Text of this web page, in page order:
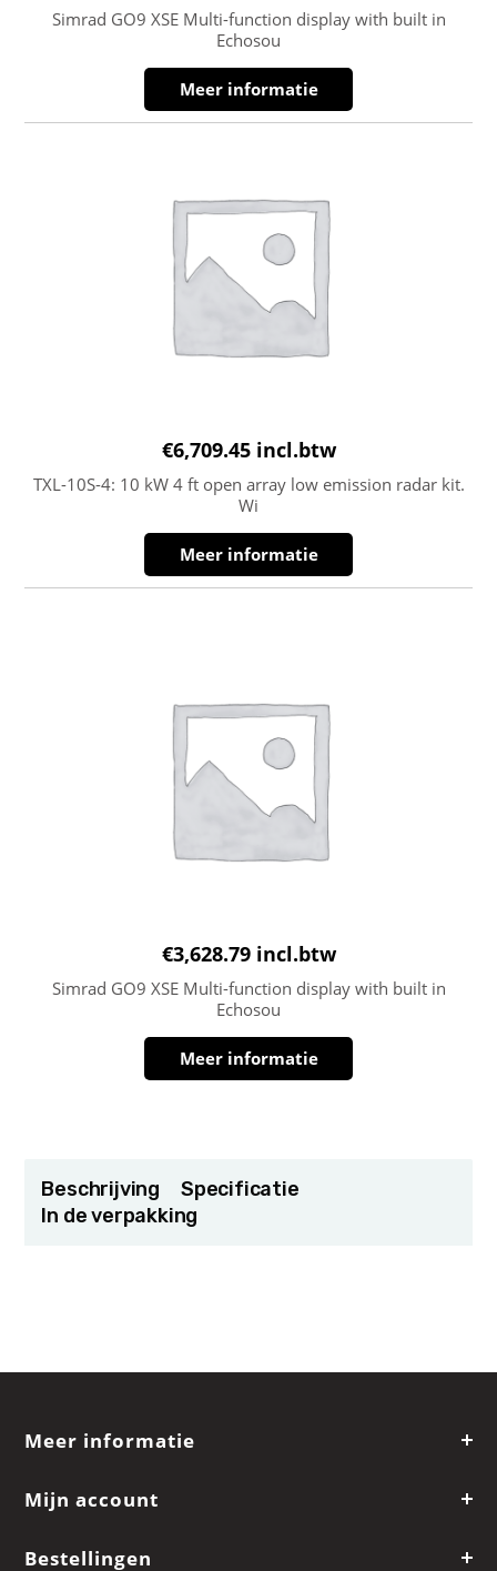
Simrad GO9 XSE Multi-function display with built in
Echosou
Meer informatie
€6,709.45 incl.btw
TXL-10S-4: 10 kW 4 ft open array low emission radar kit.
Wi
Meer informatie
€3,628.79 incl.btw
Simrad GO9 XSE Multi-function display with built in
Echosou
Meer informatie
Beschrijving
Specificatie
In de verpakking
Meer informatie
Mijn account
Bestellingen